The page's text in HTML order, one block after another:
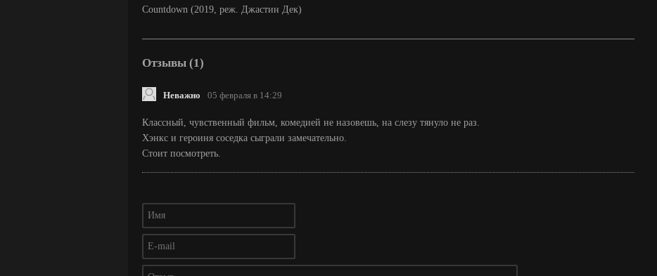
Countdown (2019, реж. Джастин Дек)
Отзывы (1)
Неважно 05 февраля в 14:29
Классный, чувственный фильм, комедией не назовешь, на слезу тянуло не раз.
Хэнкс и героиня соседка сыграли замечательно.
Стоит посмотреть.